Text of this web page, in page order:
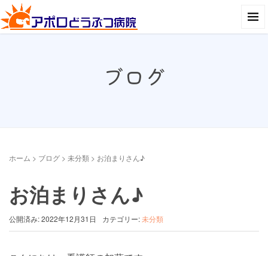
ブログ
ホーム > ブログ > 未分類 > お泊まりさん♪
お泊まりさん♪
公開済み: 2022年12月31日 カテゴリー:未分類